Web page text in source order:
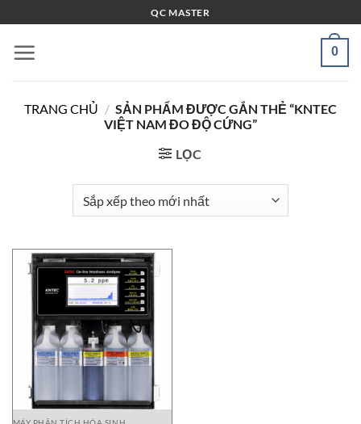
qua
nội
QC MASTER
0
TRANG CHỦ / SẢN PHẨM ĐƯỢC GẮN THẺ “KNTEC
VIỆT NAM ĐO ĐỘ CỨNG”
LỌC